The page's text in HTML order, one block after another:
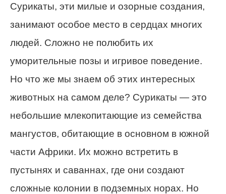
Сурикаты, эти милые и озорные создания,
занимают особое место в сердцах многих
людей. Сложно не полюбить их
уморительные позы и игривое поведение.
Но что же мы знаем об этих интересных
животных на самом деле? Сурикаты — это
небольшие млекопитающие из семейства
мангустов, обитающие в основном в южной
части Африки. Их можно встретить в
пустынях и саваннах, где они создают
сложные колонии в подземных норах. Но